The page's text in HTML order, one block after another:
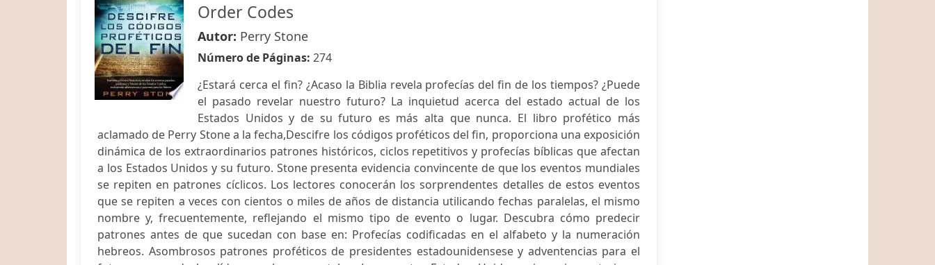
Order Codes
Autor: Perry Stone
Número de Páginas: 274
¿Estará cerca el fin? ¿Acaso la Biblia revela profecías del fin de los tiempos? ¿Puede
el pasado revelar nuestro futuro? La inquietud acerca del estado actual de los
Estados Unidos y de su futuro es más alta que nunca. El libro profético más
aclamado de Perry Stone a la fecha,Descifre los códigos proféticos del fin, proporciona una exposición
dinámica de los extraordinarios patrones históricos, ciclos repetitivos y profecías bíblicas que afectan
a los Estados Unidos y su futuro. Stone presenta evidencia convincente de que los eventos mundiales
se repiten en patrones cíclicos. Los lectores conocerán los sorprendentes detalles de estos eventos
que se repiten a veces con cientos o miles de años de distancia utilicando fechas paralelas, el mismo
nombre y, frecuentemente, reflejando el mismo tipo de evento o lugar. Descubra cómo predecir
patrones antes de que sucedan con base en: Profecías codificadas en el alfabeto y la numeración
hebreos. Asombrosos patrones proféticos de presidentes estadounidensese y adventencias para el